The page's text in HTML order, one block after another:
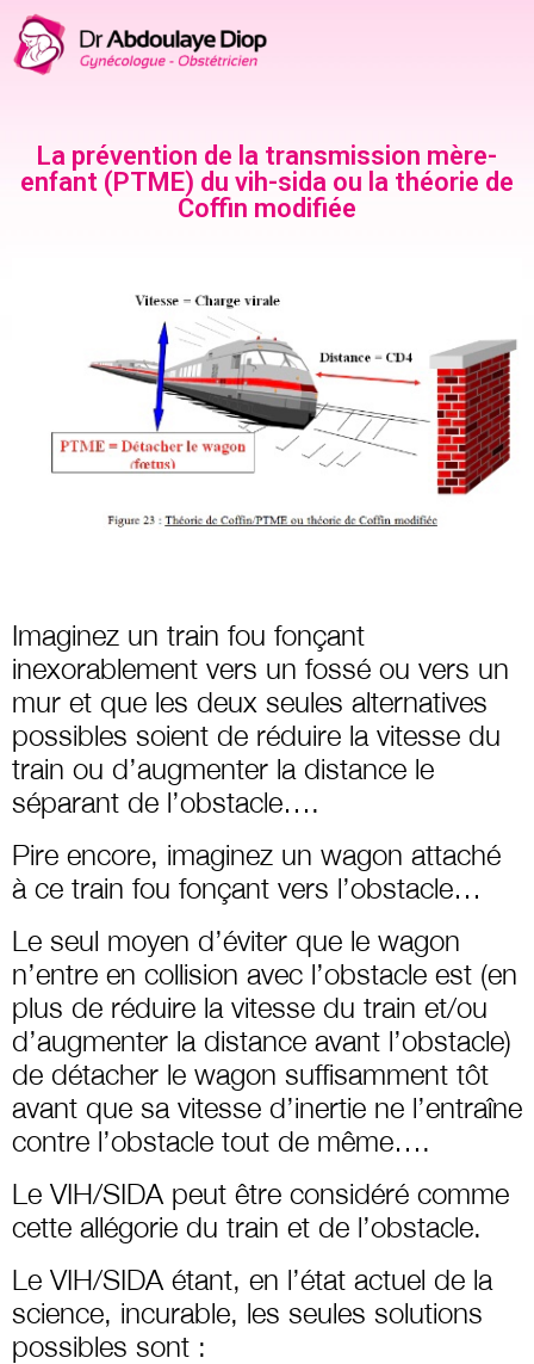
La prévention de la transmission mère-
enfant (PTME) du vih-sida ou la théorie de
Coffin modifiée
Imaginez un train fou fonçant
inexorablement vers un fossé ou vers un
mur et que les deux seules alternatives
possibles soient de réduire la vitesse du
train ou d’augmenter la distance le
séparant de l’obstacle….
Pire encore, imaginez un wagon attaché
à ce train fou fonçant vers l’obstacle…
Le seul moyen d’éviter que le wagon
n’entre en collision avec l’obstacle est (en
plus de réduire la vitesse du train et/ou
d’augmenter la distance avant l’obstacle)
de détacher le wagon suffisamment tôt
avant que sa vitesse d’inertie ne l’entraîne
contre l’obstacle tout de même….
Le VIH/SIDA peut être considéré comme
cette allégorie du train et de l’obstacle.
Le VIH/SIDA étant, en l’état actuel de la
science, incurable, les seules solutions
possibles sont :